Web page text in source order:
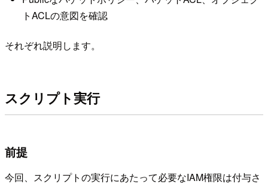
トACLの意図を確認
それぞれ説明します。
スクリプト実行
前提
今回、スクリプトの実行にあたって必要なIAM権限は付与さ